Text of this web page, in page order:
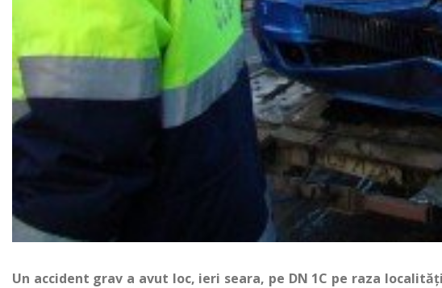
Un accident grav a avut loc, ieri seara, pe DN 1C pe raza